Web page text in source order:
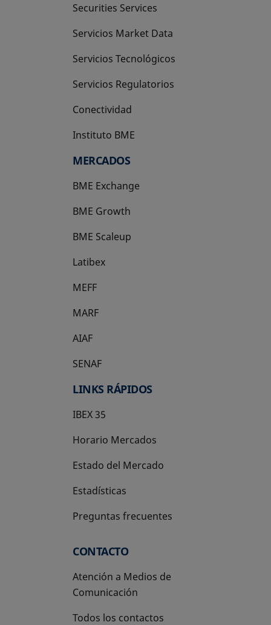
Securities Services
Servicios Market Data
Servicios Tecnológicos
Servicios Regulatorios
Conectividad
Instituto BME
se abre en una pestaña nueva
MERCADOS
BME Exchange
BME Growth
se abre en una pestaña nueva
BME Scaleup
se abre en una pestaña nueva
Latibex
se abre en una pestaña nueva
MEFF
se abre en una pestaña nueva
MARF
AIAF
SENAF
LINKS RÁPIDOS
IBEX 35
Horario Mercados
Estado del Mercado
Estadísticas
Preguntas frecuentes
CONTACTO
Atención a Medios de
Comunicación
Todos los contactos